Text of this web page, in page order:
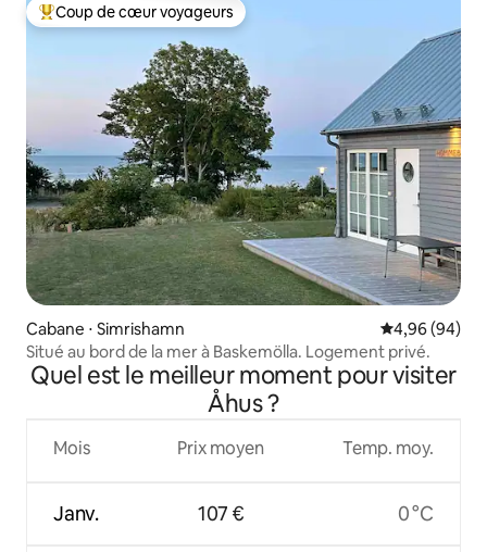
Coups de cœur voyageurs les plus appréciés
Coup de cœur voyageurs
Cabane ⋅ Simrishamn Évaluation
4,96 (94)
Situé au bord de la mer à Baskemölla. Logement privé.
Quel est le meilleur moment pour visiter
Åhus ?
Mois
Janv.
Prix moyen
107 €
Temp. moy.
0 °C